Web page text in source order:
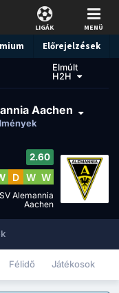
LIGÁK MENÜ
Előrejelzések
Elmúlt
H2H
Aachen
2.60
D W W
Alemannia
Aachen
Félidő Játékosok